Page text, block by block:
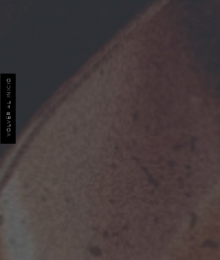
VOLVER AL INICIO